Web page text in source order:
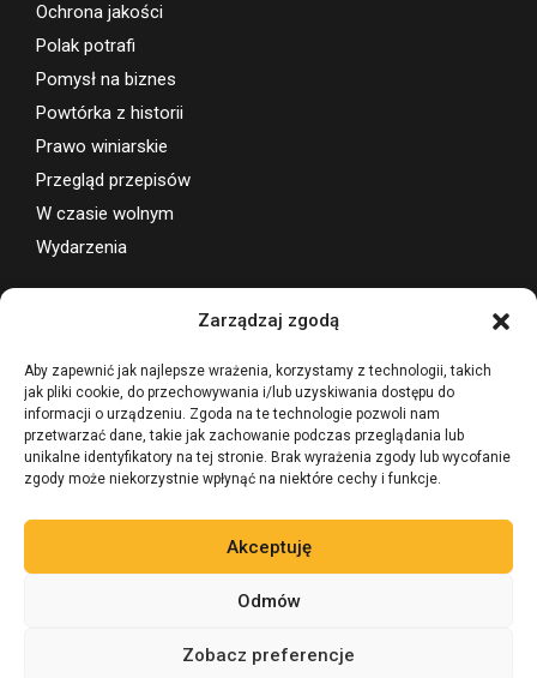
Zarządzaj zgodą
Aby zapewnić jak najlepsze wrażenia, korzystamy z technologii, takich
jak pliki cookie, do przechowywania i/lub uzyskiwania dostępu do
informacji o urządzeniu. Zgoda na te technologie pozwoli nam
przetwarzać dane, takie jak zachowanie podczas przeglądania lub
unikalne identyfikatory na tej stronie. Brak wyrażenia zgody lub wycofanie
zgody może niekorzystnie wpłynąć na niektóre cechy i funkcje.
Akceptuję
Odmów
Zobacz preferencje
Ochrona jakości
Polak potrafi
Pomysł na biznes
Powtórka z historii
Prawo winiarskie
Przegląd przepisów
W czasie wolnym
Wydarzenia
©